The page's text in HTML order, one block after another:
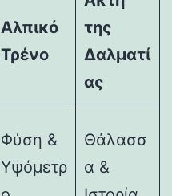
Αλπικό
Τρένο
της
Δαλματί
ας
Φύση &
Υψόμετρ
Θάλασσ
α &